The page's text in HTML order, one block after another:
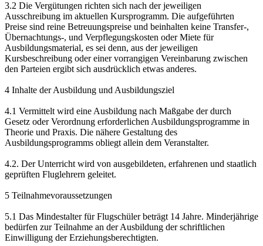
3.2 Die Vergütungen richten sich nach der jeweiligen
Ausschreibung im aktuellen Kursprogramm. Die aufgeführten
Preise sind reine Betreuungspreise und beinhalten keine Transfer-,
Übernachtungs-, und Verpflegungskosten oder Miete für
Ausbildungsmaterial, es sei denn, aus der jeweiligen
Kursbeschreibung oder einer vorrangigen Vereinbarung zwischen
den Parteien ergibt sich ausdrücklich etwas anderes.
4 Inhalte der Ausbildung und Ausbildungsziel
4.1 Vermittelt wird eine Ausbildung nach Maßgabe der durch
Gesetz oder Verordnung erforderlichen Ausbildungsprogramme in
Theorie und Praxis. Die nähere Gestaltung des
Ausbildungsprogramms obliegt allein dem Veranstalter.
4.2. Der Unterricht wird von ausgebildeten, erfahrenen und staatlich
geprüften Fluglehrern geleitet.
5 Teilnahmevoraussetzungen
5.1 Das Mindestalter für Flugschüler beträgt 14 Jahre. Minderjährige
bedürfen zur Teilnahme an der Ausbildung der schriftlichen
Einwilligung der Erziehungsberechtigten.